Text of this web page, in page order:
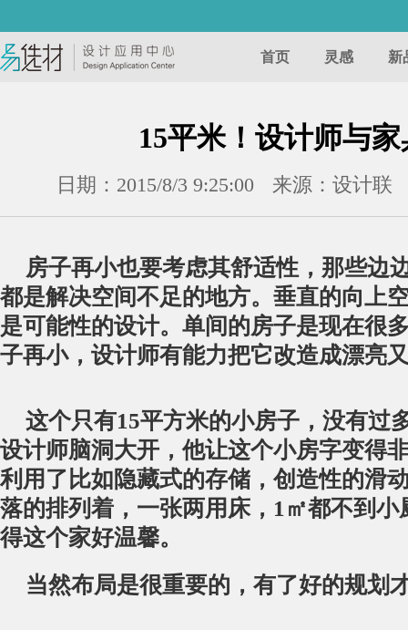
首页 灵感 新
15平米！设计师与
日期：2015/8/3 9:25:00 来源：设计联
房子再小也要考虑其舒适性，那些边
都是解决空间不足的地方。垂直的向上
是可能性的设计。单间的房子是现在很
子再小，设计师有能力把它改造成漂亮
这个只有15平方米的小房子，没有过
设计师脑洞大开，他让这个小房字变得
利用了比如隐藏式的存储，创造性的滑
落的排列着，一张两用床，1㎡都不到
得这个家好温馨。
当然布局是很重要的，有了好的规划